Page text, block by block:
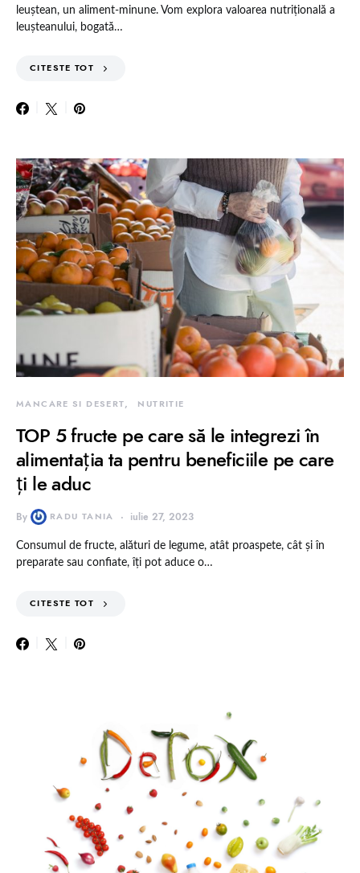
leuștean, un aliment-minune. Vom explora valoarea nutrițională a
leușteanului, bogată…
CITESTE TOT
MANCARE SI DESERT NUTRITIE
TOP 5 fructe pe care să le integrezi în
alimentația ta pentru beneficiile pe care
ți le aduc
By RADU TANIA iulie 27, 2023
Consumul de fructe, alături de legume, atât proaspete, cât și în
preparate sau confiate, îți pot aduce o…
CITESTE TOT